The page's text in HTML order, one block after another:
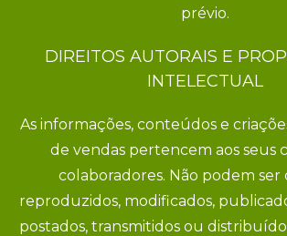
prévio.
DIREITOS AUTORAIS E
INTELECTUAL
As informações, conteúdos e
de vendas pertencem aos seus
colaboradores. Não podem ser
reproduzidos, modificados,
postados, transmitidos ou